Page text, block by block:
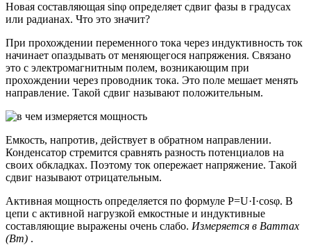
Новая составляющая sinφ определяет сдвиг фазы в градусах
или радианах. Что это значит?
При прохождении переменного тока через индуктивность ток
начинает опаздывать от меняющегося напряжения. Связано
это с электромагнитным полем, возникающим при
прохождении через проводник тока. Это поле мешает менять
направление. Такой сдвиг называют положительным.
Емкость, напротив, действует в обратном направлении.
Конденсатор стремится сравнять разность потенциалов на
своих обкладках. Поэтому ток опережает напряжение. Такой
сдвиг называют отрицательным.
Активная мощность определяется по формуле P=U·I·cosφ. В
цепи с активной нагрузкой емкостные и индуктивные
составляющие выражены очень слабо. Измеряется в Ваттах
(Вт) .